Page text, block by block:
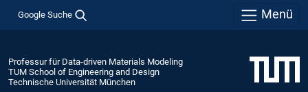
Google Suche Menü
Professur für Data-driven Materials Modeling
TUM School of Engineering and Design
Technische Universität München